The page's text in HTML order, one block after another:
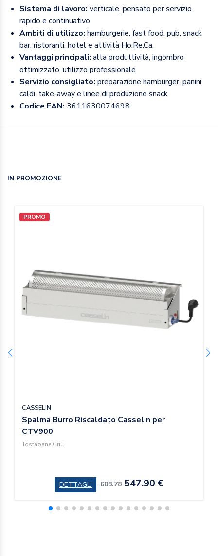
Sistema di lavoro: verticale, pensato per servizio
rapido e continuativo
Ambiti di utilizzo: hamburgerie, fast food, pub, snack
bar, ristoranti, hotel e attività Ho.Re.Ca.
Vantaggi principali: alta produttività, ingombro
ottimizzato, utilizzo professionale
Servizio consigliato: preparazione hamburger, panini
caldi, take-away e linee di produzione snack
Codice EAN: 3611630074698
IN PROMOZIONE
PROMO
CASSELIN
Spalma Burro Riscaldato Casselin per
CTV900
Tostapane Grill
DETTAGLI 608.78 547.90 €